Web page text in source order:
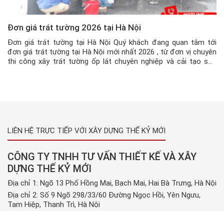
Đơn giá trát tường 2026 tại Hà Nội
Đơn giá trát tường tại Hà Nội Quý khách đang quan tâm tới
đơn giá trát tường tại Hà Nội mới nhất 2026 , từ đơn vị chuyên
thi công xây trát tường ốp lát chuyên nghiệp và cải tạo sửa
LIÊN HỆ TRỰC TIẾP VỚI XÂY DỰNG THẾ KỶ MỚI
CÔNG TY TNHH TƯ VẤN THIẾT KẾ VÀ XÂY
DỰNG THẾ KỶ MỚI
Địa chỉ 1: Ngõ 13 Phố Hồng Mai, Bạch Mai, Hai Bà Trưng, Hà Nội
Địa chỉ 2: Số 9 Ngõ 298/33/60 Đường Ngọc Hồi, Yên Ngưu,
Tam Hiệp, Thanh Trì, Hà Nội